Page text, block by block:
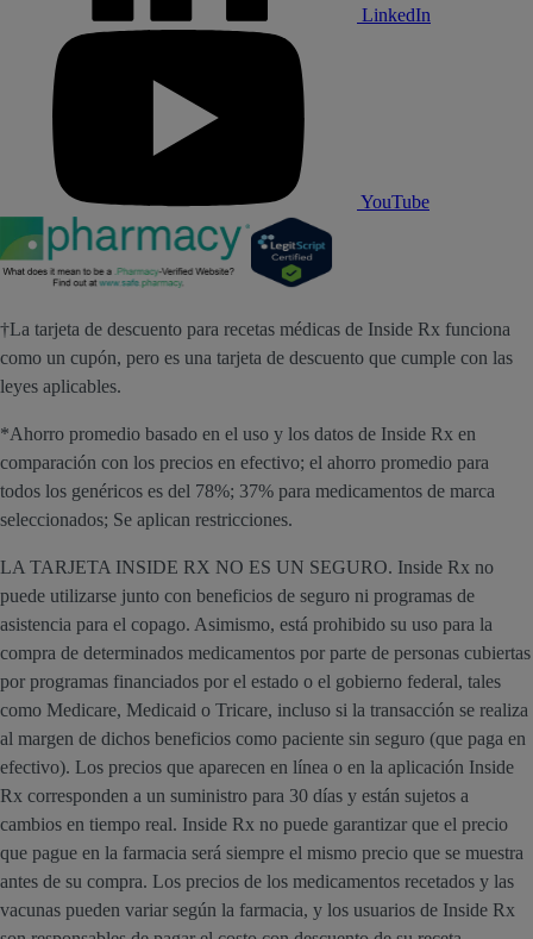
LinkedIn
YouTube
†La tarjeta de descuento para recetas médicas de Inside Rx funciona
como un cupón, pero es una tarjeta de descuento que cumple con las
leyes aplicables.
*Ahorro promedio basado en el uso y los datos de Inside Rx en
comparación con los precios en efectivo; el ahorro promedio para
todos los genéricos es del 78%; 37% para medicamentos de marca
seleccionados; Se aplican restricciones.
LA TARJETA INSIDE RX NO ES UN SEGURO. Inside Rx no
puede utilizarse junto con beneficios de seguro ni programas de
asistencia para el copago. Asimismo, está prohibido su uso para la
compra de determinados medicamentos por parte de personas cubiertas
por programas financiados por el estado o el gobierno federal, tales
como Medicare, Medicaid o Tricare, incluso si la transacción se realiza
al margen de dichos beneficios como paciente sin seguro (que paga en
efectivo). Los precios que aparecen en línea o en la aplicación Inside
Rx corresponden a un suministro para 30 días y están sujetos a
cambios en tiempo real. Inside Rx no puede garantizar que el precio
que pague en la farmacia será siempre el mismo precio que se muestra
antes de su compra. Los precios de los medicamentos recetados y las
vacunas pueden variar según la farmacia, y los usuarios de Inside Rx